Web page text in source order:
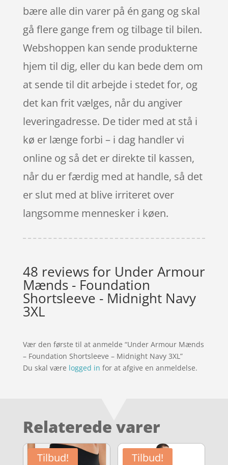
bære alle din varer på én gang og skal
gå flere gange frem og tilbage til bilen.
Webshoppen kan sende produkterne
hjem til dig, eller du kan bede dem om
at sende til dit arbejde i stedet for, og
det kan frit vælges, når du angiver
leveringadresse. De tider med at stå i
kø er længe forbi – i dag handler vi
online og så det er direkte til kassen,
når du er færdig med at handle, så det
er slut med at blive irriteret over
langsomme mennesker i køen.
48 reviews for Under Armour
Mænds - Foundation
Shortsleeve - Midnight Navy
3XL
Vær den første til at anmelde “Under Armour Mænds
– Foundation Shortsleeve – Midnight Navy 3XL”
Du skal være logged in for at afgive en anmeldelse.
Relaterede varer
Tilbud! Tilbud!